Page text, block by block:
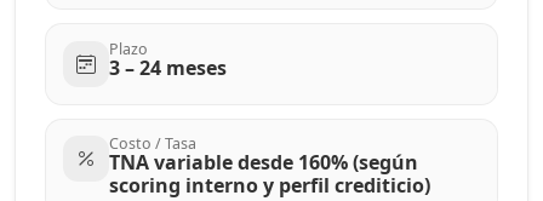
Plazo
3 – 24 meses
Costo / Tasa
TNA variable desde 160% (según
scoring interno y perfil crediticio)